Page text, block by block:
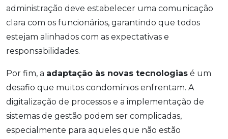
administração deve estabelecer uma comunicação
clara com os funcionários, garantindo que todos
estejam alinhados com as expectativas e
responsabilidades.
Por fim, a adaptação às novas tecnologias é um
desafio que muitos condomínios enfrentam. A
digitalização de processos e a implementação de
sistemas de gestão podem ser complicadas,
especialmente para aqueles que não estão